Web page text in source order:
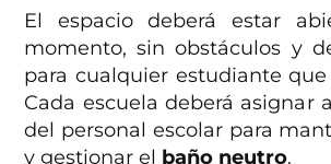
El espacio deberá estar
momento, sin obstáculos y
para cualquier estudiante que
Cada escuela deberá asignar
del personal escolar para
y gestionar el baño neutro.